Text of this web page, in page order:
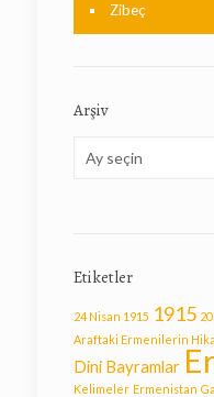
Zibeç
Arşiv
Etiketler
24 Nisan 1915 1915
Araftaki Ermenilerin
Dini Bayramlar
Kelimeler Ermenistan